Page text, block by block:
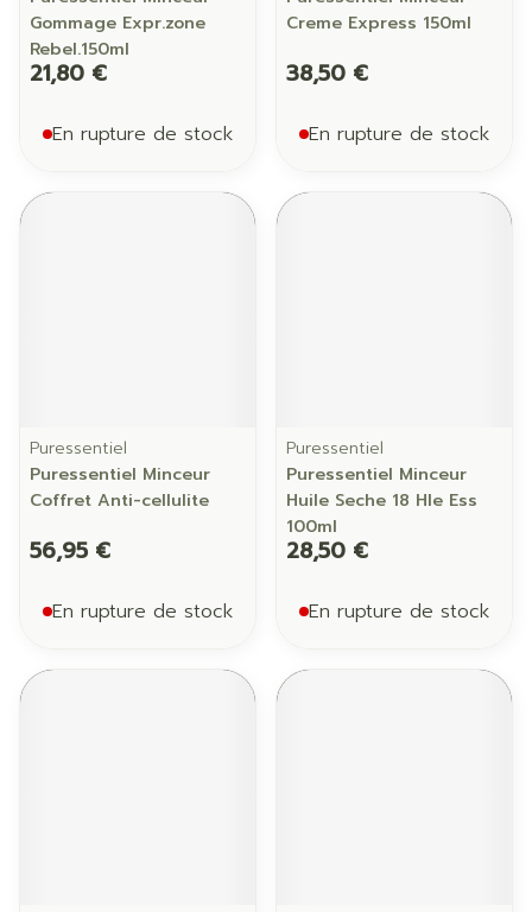
Gommage Expr.zone
Rebel.150ml
21,80 €
En rupture de stock
Creme Express 150ml
38,50 €
En rupture de stock
Puressentiel
Puressentiel Minceur
Coffret Anti-cellulite
56,95 €
En rupture de stock
Puressentiel
Puressentiel Minceur
Huile Seche 18 Hle Ess
100ml
28,50 €
En rupture de stock